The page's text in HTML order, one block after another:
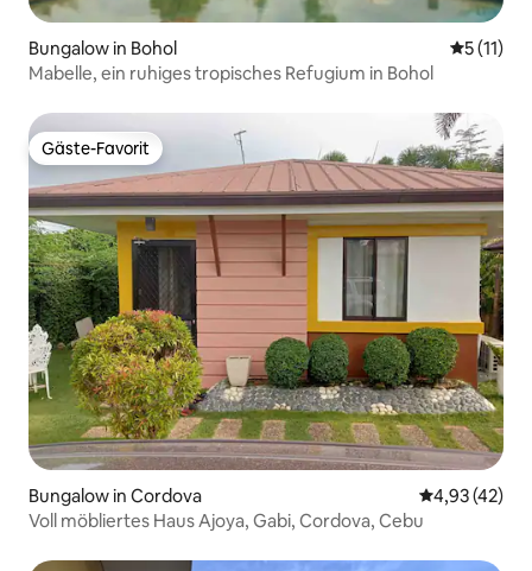
Bungalow in Bohol
5 (11)
Mabelle, ein ruhiges tropisches Refugium in Bohol
Gäste-Favorit
Gäste-Favorit
Bungalow in Cordova
4,93 (42)
Voll möbliertes Haus Ajoya, Gabi, Cordova, Cebu